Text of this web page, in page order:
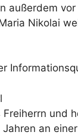
außerdem
Nikolai
und
an